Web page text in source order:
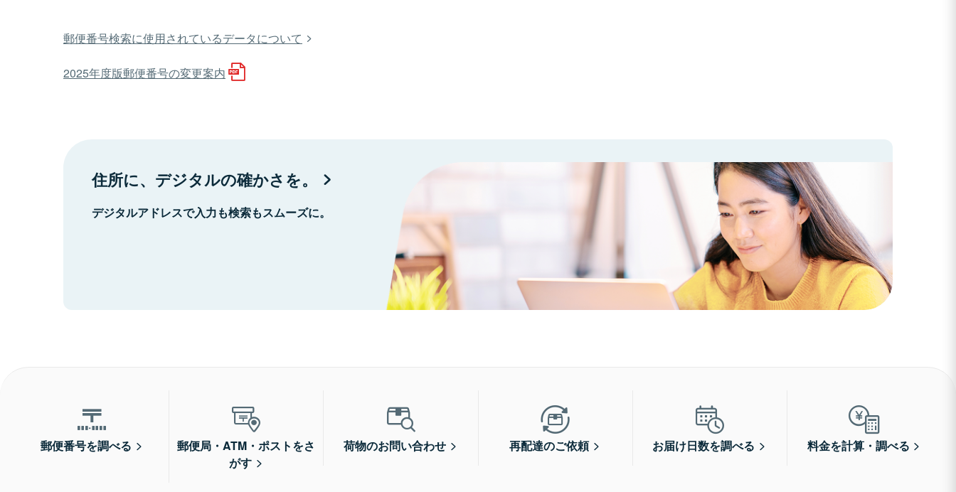
郵便番号検索に使用されているデータについて
2025年度版郵便番号の変更案内
住所に、デジタルの確かさを。
デジタルアドレスで入力も検索もスムーズに。
郵便番号を調べる
郵便局・ATM・ポストをさ
がす
荷物のお問い合わせ 再配達のご依頼 お届け日数を調べる 料金を計算・調べる